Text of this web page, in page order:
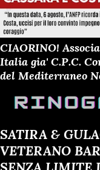
CIAORINO!
Italia gia' C.P.C.
del Mediterraneo
SATIRA &
VETERANO